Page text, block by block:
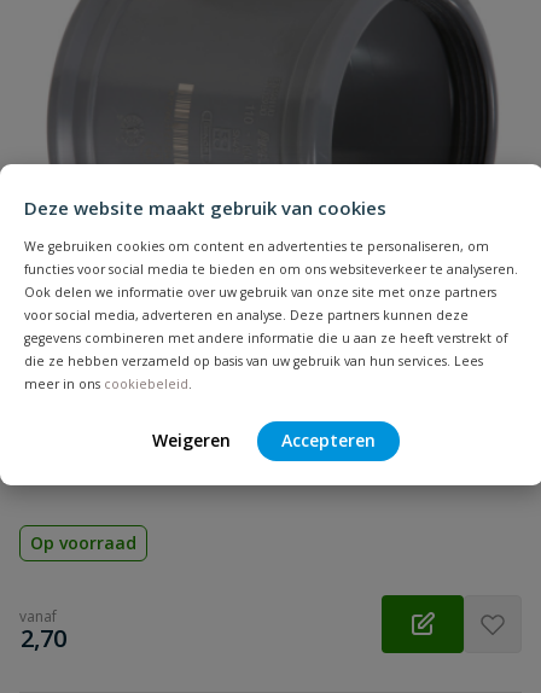
Deze website maakt gebruik van cookies
We gebruiken cookies om content en advertenties te personaliseren, om
functies voor social media te bieden en om ons websiteverkeer te analyseren.
Ook delen we informatie over uw gebruik van onze site met onze partners
voor social media, adverteren en analyse. Deze partners kunnen deze
gegevens combineren met andere informatie die u aan ze heeft verstrekt of
die ze hebben verzameld op basis van uw gebruik van hun services. Lees
meer in ons cookiebeleid.
Weigeren Accepteren
Samenvatting
Beoordeling
Beoordeling versturen
Zonder stootrand | Diameter: 32 t/m 500 mm | Aansluiting:
Op voorraad
vanaf
€
2,70